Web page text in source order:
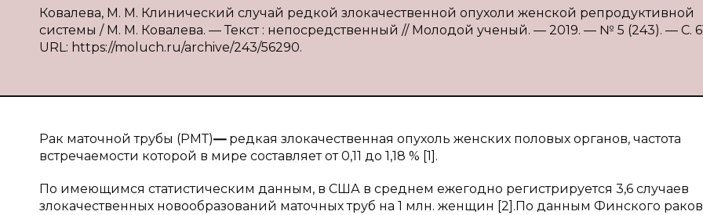
Ковалева, М. М. Клинический случай редкой злокачественной опухоли женской репродуктивной
системы / М. М. Ковалева. — Текст : непосредственный // Молодой ученый. — 2019. — № 5 (243). — С.
URL: https://moluch.ru/archive/243/56290.
Рак маточной трубы (РМТ)— редкая злокачественная опухоль женских половых органов, частота
встречаемости которой в мире составляет от 0,11 до 1,18 % [1].
По имеющимся статистическим данным, в США в среднем ежегодно регистрируется 3,6 случаев
злокачественных новообразований маточных труб на 1 млн. женщин [2].По данным Финского